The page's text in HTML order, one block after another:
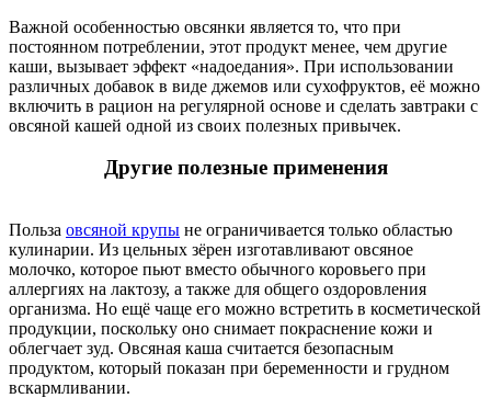
Важной особенностью овсянки является то, что при
постоянном потреблении, этот продукт менее, чем другие
каши, вызывает эффект «надоедания». При использовании
различных добавок в виде джемов или сухофруктов, её можно
включить в рацион на регулярной основе и сделать завтраки с
овсяной кашей одной из своих полезных привычек.
Другие полезные применения
Польза овсяной крупы не ограничивается только областью
кулинарии. Из цельных зёрен изготавливают овсяное
молочко, которое пьют вместо обычного коровьего при
аллергиях на лактозу, а также для общего оздоровления
организма. Но ещё чаще его можно встретить в косметической
продукции, поскольку оно снимает покраснение кожи и
облегчает зуд. Овсяная каша считается безопасным
продуктом, который показан при беременности и грудном
вскармливании.